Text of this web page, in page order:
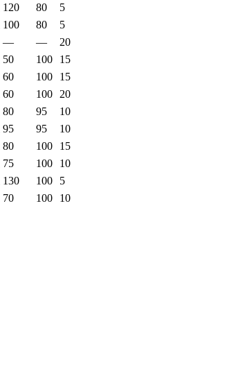
120 80
5
100 80
5
— —
20
50 100
15
60 100
15
60 100
20
80 95
10
95 95
10
80 100
15
75 100
10
130 100
5
70 100 10